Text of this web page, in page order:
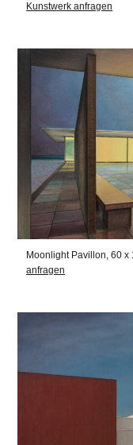
Kunstwerk anfragen
Moonlight Pavillon, 60 x
anfragen